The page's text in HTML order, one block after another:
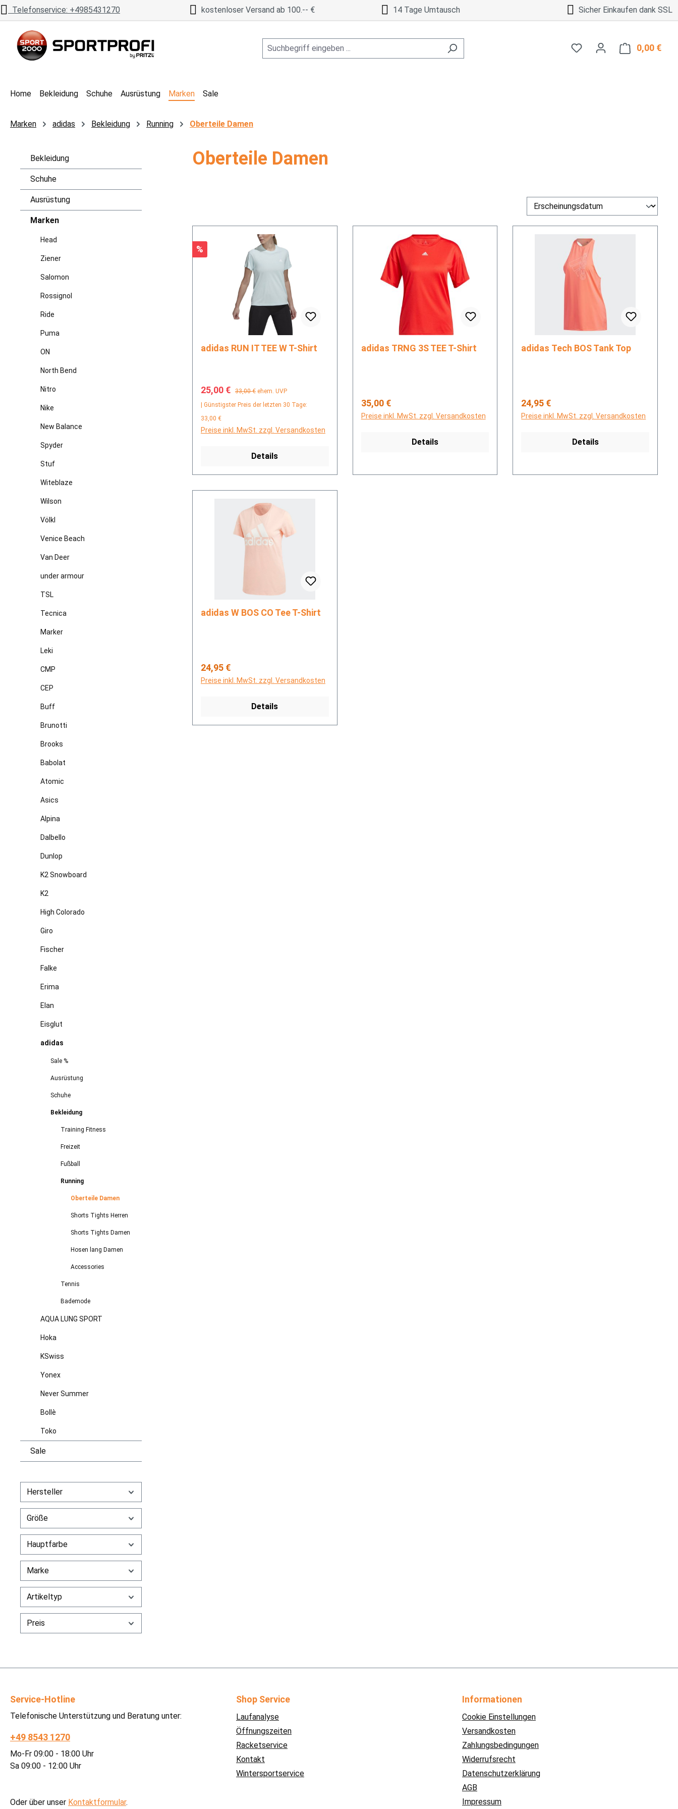
Hauptinhalt springen
Zur Suche springen
Zur Hauptnavigation springen
Telefonservice: +4985431270 kostenloser Versand ab 100.-- € 14 Tage Umtausch Sicher Einkaufen dank SSL
0,00 €
Home Bekleidung Schuhe Ausrüstung Marken Sale
Marken adidas Bekleidung Running Oberteile Damen
Bekleidung
Schuhe
Ausrüstung
Marken
Head
Ziener
Salomon
Rossignol
Ride
Puma
ON
North Bend
Nitro
Nike
New Balance
Spyder
Stuf
Witeblaze
Wilson
Völkl
Venice Beach
Van Deer
under armour
TSL
Tecnica
Marker
Leki
CMP
CEP
Buff
Brunotti
Brooks
Babolat
Atomic
Asics
Alpina
Dalbello
Dunlop
K2 Snowboard
K2
High Colorado
Giro
Fischer
Falke
Erima
Elan
Eisglut
adidas
Sale %
Ausrüstung
Schuhe
Bekleidung
Training Fitness
Freizeit
Fußball
Running
Oberteile Damen
Shorts Tights Herren
Shorts Tights Damen
Hosen lang Damen
Accessories
Tennis
Bademode
AQUA LUNG SPORT
Hoka
KSwiss
Yonex
Never Summer
Bollè
Toko
Sale
Hersteller
Größe
Hauptfarbe
Marke
Artikeltyp
Preis
Oberteile Damen
Rabatt
%
adidas RUN IT TEE W T-Shirt
Verkaufspreis:
25,00 € Regulärer Preis:
33,00 € ehem. UVP
| Günstigster Preis der letzten 30 Tage:
33,00 €
Preise inkl. MwSt. zzgl. Versandkosten
Details
adidas TRNG 3S TEE T-Shirt
Regulärer Preis:
35,00 €
Preise inkl. MwSt. zzgl. Versandkosten
Details
adidas Tech BOS Tank Top
Regulärer Preis:
24,95 €
Preise inkl. MwSt. zzgl. Versandkosten
Details
adidas W BOS CO Tee T-Shirt
Regulärer Preis:
24,95 €
Preise inkl. MwSt. zzgl. Versandkosten
Details
Service-Hotline
Telefonische Unterstützung und Beratung unter:
+49 8543 1270
Mo-Fr 09:00 - 18:00 Uhr
Sa 09:00 - 12:00 Uhr
Oder über unser Kontaktformular.
Shop Service
Laufanalyse
Öffnungszeiten
Racketservice
Kontakt
Wintersportservice
Informationen
Cookie Einstellungen
Versandkosten
Zahlungsbedingungen
Widerrufsrecht
Datenschutzerklärung
AGB
Impressum